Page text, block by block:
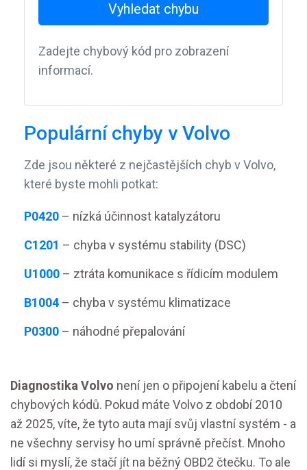
Vyhledat chybu
Zadejte chybový kód pro zobrazení
informací.
Populární chyby v Volvo
Zde jsou některé z nejčastějších chyb v Volvo,
které byste mohli potkat:
P0420 – nízká účinnost katalyzátoru
C1201 – chyba v systému stability (DSC)
U1000 – ztráta komunikace s řídicím modulem
B1004 – chyba v systému klimatizace
P0300 – náhodné přepalování
Diagnostika Volvo není jen o připojení kabelu a čtení
chybových kódů. Pokud máte Volvo z období 2010
až 2025, víte, že tyto auta mají svůj vlastní systém - a
ne všechny servisy ho umí správně přečíst. Mnoho
lidí si myslí, že stačí jít na běžný OBD2 čtečku. To ale